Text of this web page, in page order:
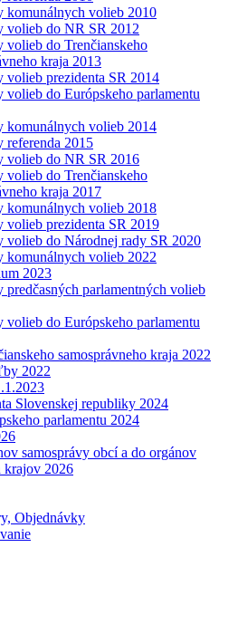
komunálnych volieb 2010
volieb do NR SR 2012
volieb do Trenčianskeho
kraja 2013
volieb prezidenta SR 2014
volieb do Európskeho parlamentu
komunálnych volieb 2014
referenda 2015
volieb do NR SR 2016
volieb do Trenčianskeho
kraja 2017
komunálnych volieb 2018
volieb prezidenta SR 2019
volieb do Národnej rady SR 2020
komunálnych volieb 2022
2023
predčasných parlamentných volieb
volieb do Európskeho parlamentu
samosprávneho kraja 2022
2022
Slovenskej republiky 2024
parlamentu 2024
samosprávy obcí a do orgánov
krajov 2026
Objednávky